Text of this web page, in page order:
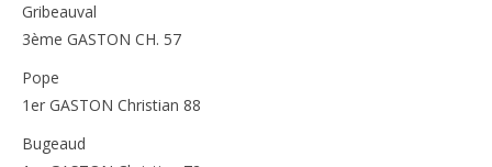
Gribeauval
3ème GASTON CH. 57
Pope
1er GASTON Christian 88
Bugeaud